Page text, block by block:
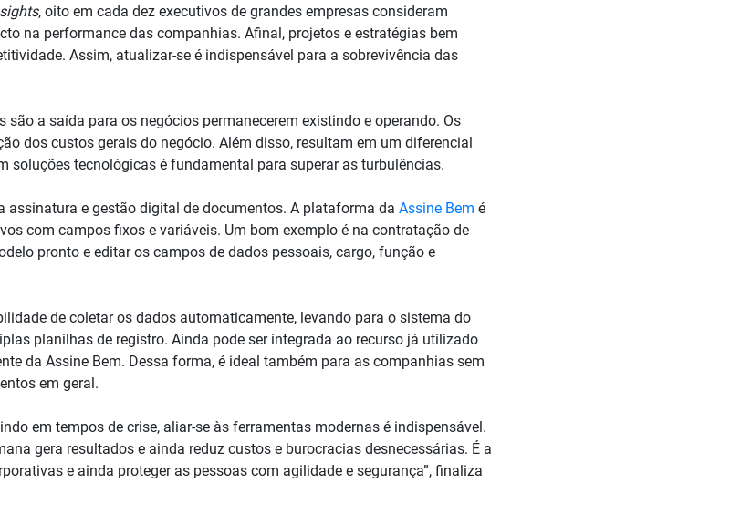
, oito em cada dez executivos de grandes empresas consideram
na performance das companhias. Afinal, projetos e estratégias bem
Assim, atualizar-se é indispensável para a sobrevivência das
a saída para os negócios permanecerem existindo e operando. Os
dos custos gerais do negócio. Além disso, resultam em um diferencial
soluções tecnológicas é fundamental para superar as turbulências.
assinatura e gestão digital de documentos. A plataforma da Assine Bem é
com campos fixos e variáveis. Um bom exemplo é na contratação de
pronto e editar os campos de dados pessoais, cargo, função e
de coletar os dados automaticamente, levando para o sistema do
planilhas de registro. Ainda pode ser integrada ao recurso já utilizado
da Assine Bem. Dessa forma, é ideal também para as companhias sem
em geral.
em tempos de crise, aliar-se às ferramentas modernas é indispensável.
gera resultados e ainda reduz custos e burocracias desnecessárias. É a
e ainda proteger as pessoas com agilidade e segurança”, finaliza